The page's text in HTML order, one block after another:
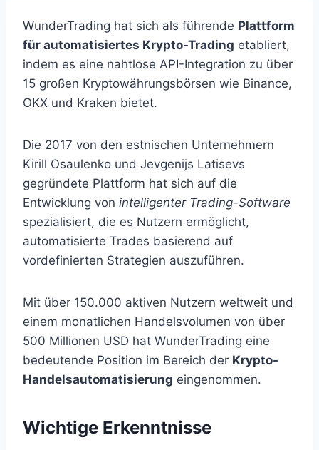
WunderTrading hat sich als führende Plattform
für automatisiertes Krypto-Trading etabliert,
indem es eine nahtlose API-Integration zu über
15 großen Kryptowährungsbörsen wie Binance,
OKX und Kraken bietet.
Die 2017 von den estnischen Unternehmern
Kirill Osaulenko und Jevgenijs Latisevs
gegründete Plattform hat sich auf die
Entwicklung von intelligenter Trading-Software
spezialisiert, die es Nutzern ermöglicht,
automatisierte Trades basierend auf
vordefinierten Strategien auszuführen.
Mit über 150.000 aktiven Nutzern weltweit und
einem monatlichen Handelsvolumen von über
500 Millionen USD hat WunderTrading eine
bedeutende Position im Bereich der Krypto-
Handelsautomatisierung eingenommen.
Wichtige Erkenntnisse